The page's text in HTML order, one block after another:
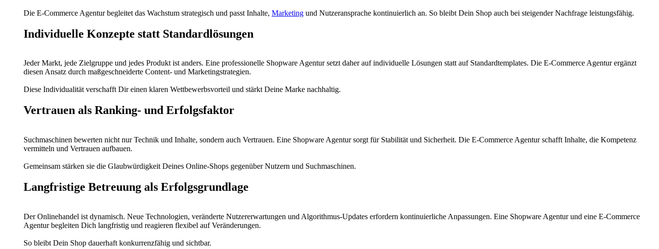
Die E-Commerce Agentur begleitet das Wachstum strategisch und passt Inhalte, Marketing und Nutzeransprache kontinuierlich an. So bleibt Dein Shop auch bei steigender Nachfrage leistungsfähig.
Individuelle Konzepte statt Standardlösungen
Jeder Markt, jede Zielgruppe und jedes Produkt ist anders. Eine professionelle Shopware Agentur setzt daher auf individuelle Lösungen statt auf Standardtemplates. Die E-Commerce Agentur ergänzt
diesen Ansatz durch maßgeschneiderte Content- und Marketingstrategien.
Diese Individualität verschafft Dir einen klaren Wettbewerbsvorteil und stärkt Deine Marke nachhaltig.
Vertrauen als Ranking- und Erfolgsfaktor
Suchmaschinen bewerten nicht nur Technik und Inhalte, sondern auch Vertrauen. Eine Shopware Agentur sorgt für Stabilität und Sicherheit. Die E-Commerce Agentur schafft Inhalte, die Kompetenz
vermitteln und Vertrauen aufbauen.
Gemeinsam stärken sie die Glaubwürdigkeit Deines Online-Shops gegenüber Nutzern und Suchmaschinen.
Langfristige Betreuung als Erfolgsgrundlage
Der Onlinehandel ist dynamisch. Neue Technologien, veränderte Nutzererwartungen und Algorithmus-Updates erfordern kontinuierliche Anpassungen. Eine Shopware Agentur und eine E-Commerce
Agentur begleiten Dich langfristig und reagieren flexibel auf Veränderungen.
So bleibt Dein Shop dauerhaft konkurrenzfähig und sichtbar.